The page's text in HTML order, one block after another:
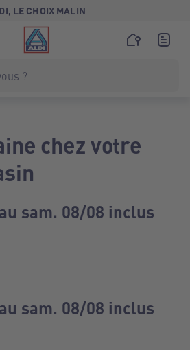
LE CHOIX MALIN
chez votre
sam. 08/08 inclus
sam. 08/08 inclus